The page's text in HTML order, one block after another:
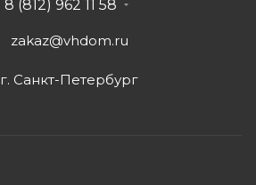
8 (812) 962 11 58
zakaz@vhdom.ru
г. Санкт-Петербург